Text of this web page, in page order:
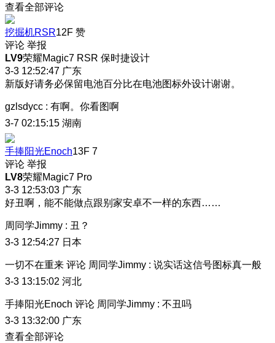
查看全部评论
挖掘机RSR12F 赞
评论 举报
LV9荣耀Magic7 RSR 保时捷设计
3-3 12:52:47 广东
新版好请务必保留电池百分比在电池图标外设计谢谢。
gzlsdycc : 有啊。你看图啊
3-7 02:15:15 湖南
手捧阳光Enoch13F 7
评论 举报
LV8荣耀Magic7 Pro
3-3 12:53:03 广东
好丑啊，能不能做点跟别家安卓不一样的东西……
周同学Jimmy : 丑？
3-3 12:54:27 日本
一切不在重来 评论 周同学Jimmy : 说实话这信号图标真一般
3-3 13:15:02 河北
手捧阳光Enoch 评论 周同学Jimmy : 不丑吗
3-3 13:32:00 广东
查看全部评论